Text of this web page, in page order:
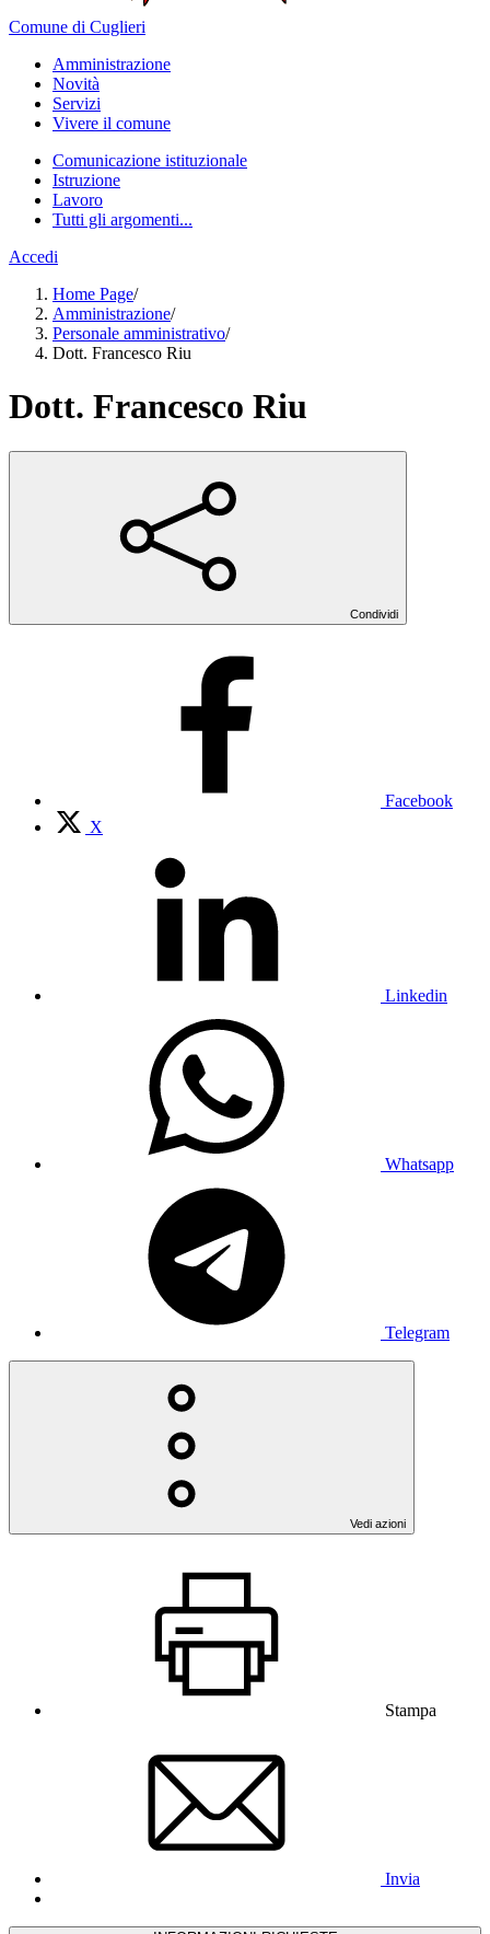
Comune di Cuglieri
Amministrazione
Novità
Servizi
Vivere il comune
Comunicazione istituzionale
Istruzione
Lavoro
Tutti gli argomenti...
Accedi
Home Page/
Amministrazione/
Personale amministrativo/
Dott. Francesco Riu
Dott. Francesco Riu
Condividi
Facebook
X
Linkedin
Whatsapp
Telegram
Vedi azioni
Stampa
Invia